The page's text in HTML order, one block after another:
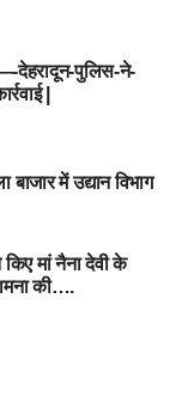
देहरादून-पुलिस-ने-
|
में उद्यान विभाग
मां नैना देवी के
की….